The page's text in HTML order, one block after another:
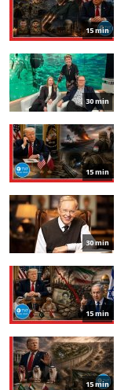
15 min
30 min
15 min
30 min
15 min
15 min